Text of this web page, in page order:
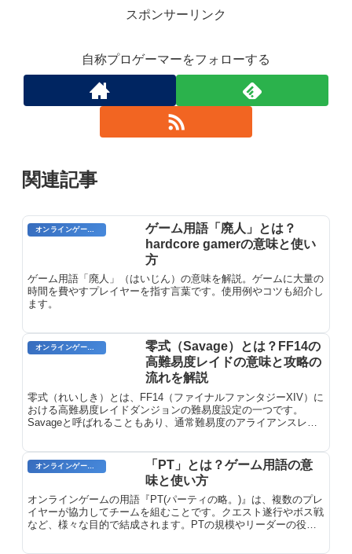
スポンサーリンク
自称プロゲーマーをフォローする
関連記事
ゲーム用語「廃人」とは？
hardcore gamerの意味と使い
方
ゲーム用語「廃人」（はいじん）の意味を解説。ゲームに大量の
時間を費やすプレイヤーを指す言葉です。使用例やコツも紹介し
ます。
オンラインゲーム用語
零式（Savage）とは？FF14の
高難易度レイドの意味と攻略の
流れを解説
零式（れいしき）とは、FF14（ファイナルファンタジーXIV）に
おける高難易度レイドダンジョンの難易度設定の一つです。
Savageと呼ばれることもあり、通常難易度のアライアンスレイ
「PT」とは？ゲーム用語の意
味と使い方
オンラインゲームの用語『PT(パーティの略。)』は、複数のプレ
イヤーが協力してチームを組むことです。クエスト遂行やボス戦
など、様々な目的で結成されます。PTの規模やリーダーの役割